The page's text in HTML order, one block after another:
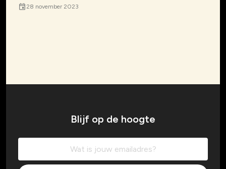
event 28 november 2023
Blijf op de hoogte